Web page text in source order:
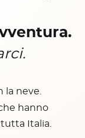
la neve.
hanno
Italia.